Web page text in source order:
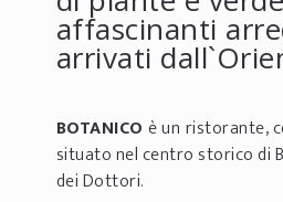
affascinanti
arrivati
BOTANICOè un ristorante,
situato nel centro storico di
dei Dottori.